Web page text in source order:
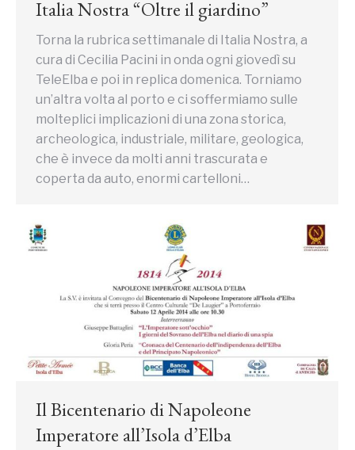
Italia Nostra “Oltre il giardino”
Torna la rubrica settimanale di Italia Nostra, a
cura di Cecilia Pacini in onda ogni giovedì su
TeleElba e poi in replica domenica. Torniamo
un’altra volta al porto e ci soffermiamo sulle
molteplici implicazioni di una zona storica,
archeologica, industriale, militare, geologica,
che è invece da molti anni trascurata e
coperta da auto, enormi cartelloni…
Il Bicentenario di Napoleone
Imperatore all’Isola d’Elba